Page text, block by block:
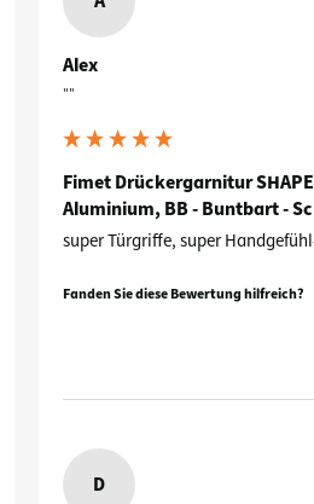
Alex
""
Fimet Drückergarnitur
Aluminium, BB - Buntbart -
super Türgriffe, super
Fanden Sie diese Bewertung hilfreich?
D